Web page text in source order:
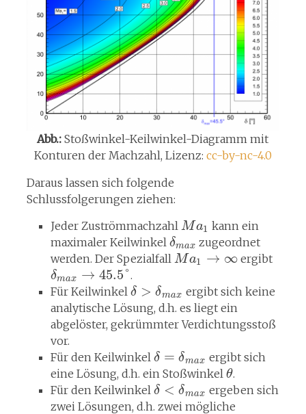
Abb.:Stoßwinkel-Keilwinkel-Diagramm mit
Konturen der Machzahl, Lizenz: cc-by-nc-4.0
Daraus lassen sich folgende
Schlussfolgerungen ziehen:
Jeder Zuströmmachzahl Ma1 kann ein
maximaler Keilwinkel δmax zugeordnet
werden. Der Spezialfall Ma1 → ∞ergibt
δmax → 45.5°.
Für Keilwinkel δ > δmax ergibt sich keine
analytische Lösung, d.h. es liegt ein
abgelöster, gekrümmter Verdichtungsstoß
vor.
Für den Keilwinkel δ = δmax ergibt sich
eine Lösung, d.h. ein Stoßwinkel θ.
Für den Keilwinkel δ < δmax ergeben sich
zwei Lösungen, d.h. zwei mögliche